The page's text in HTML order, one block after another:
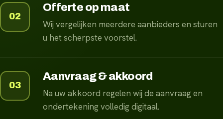
02
Offerte op maat
Wij vergelijken meerdere aanbieders en sturen
u het scherpste voorstel.
03
Aanvraag & akkoord
Na uw akkoord regelen wij de aanvraag en
ondertekening volledig digitaal.